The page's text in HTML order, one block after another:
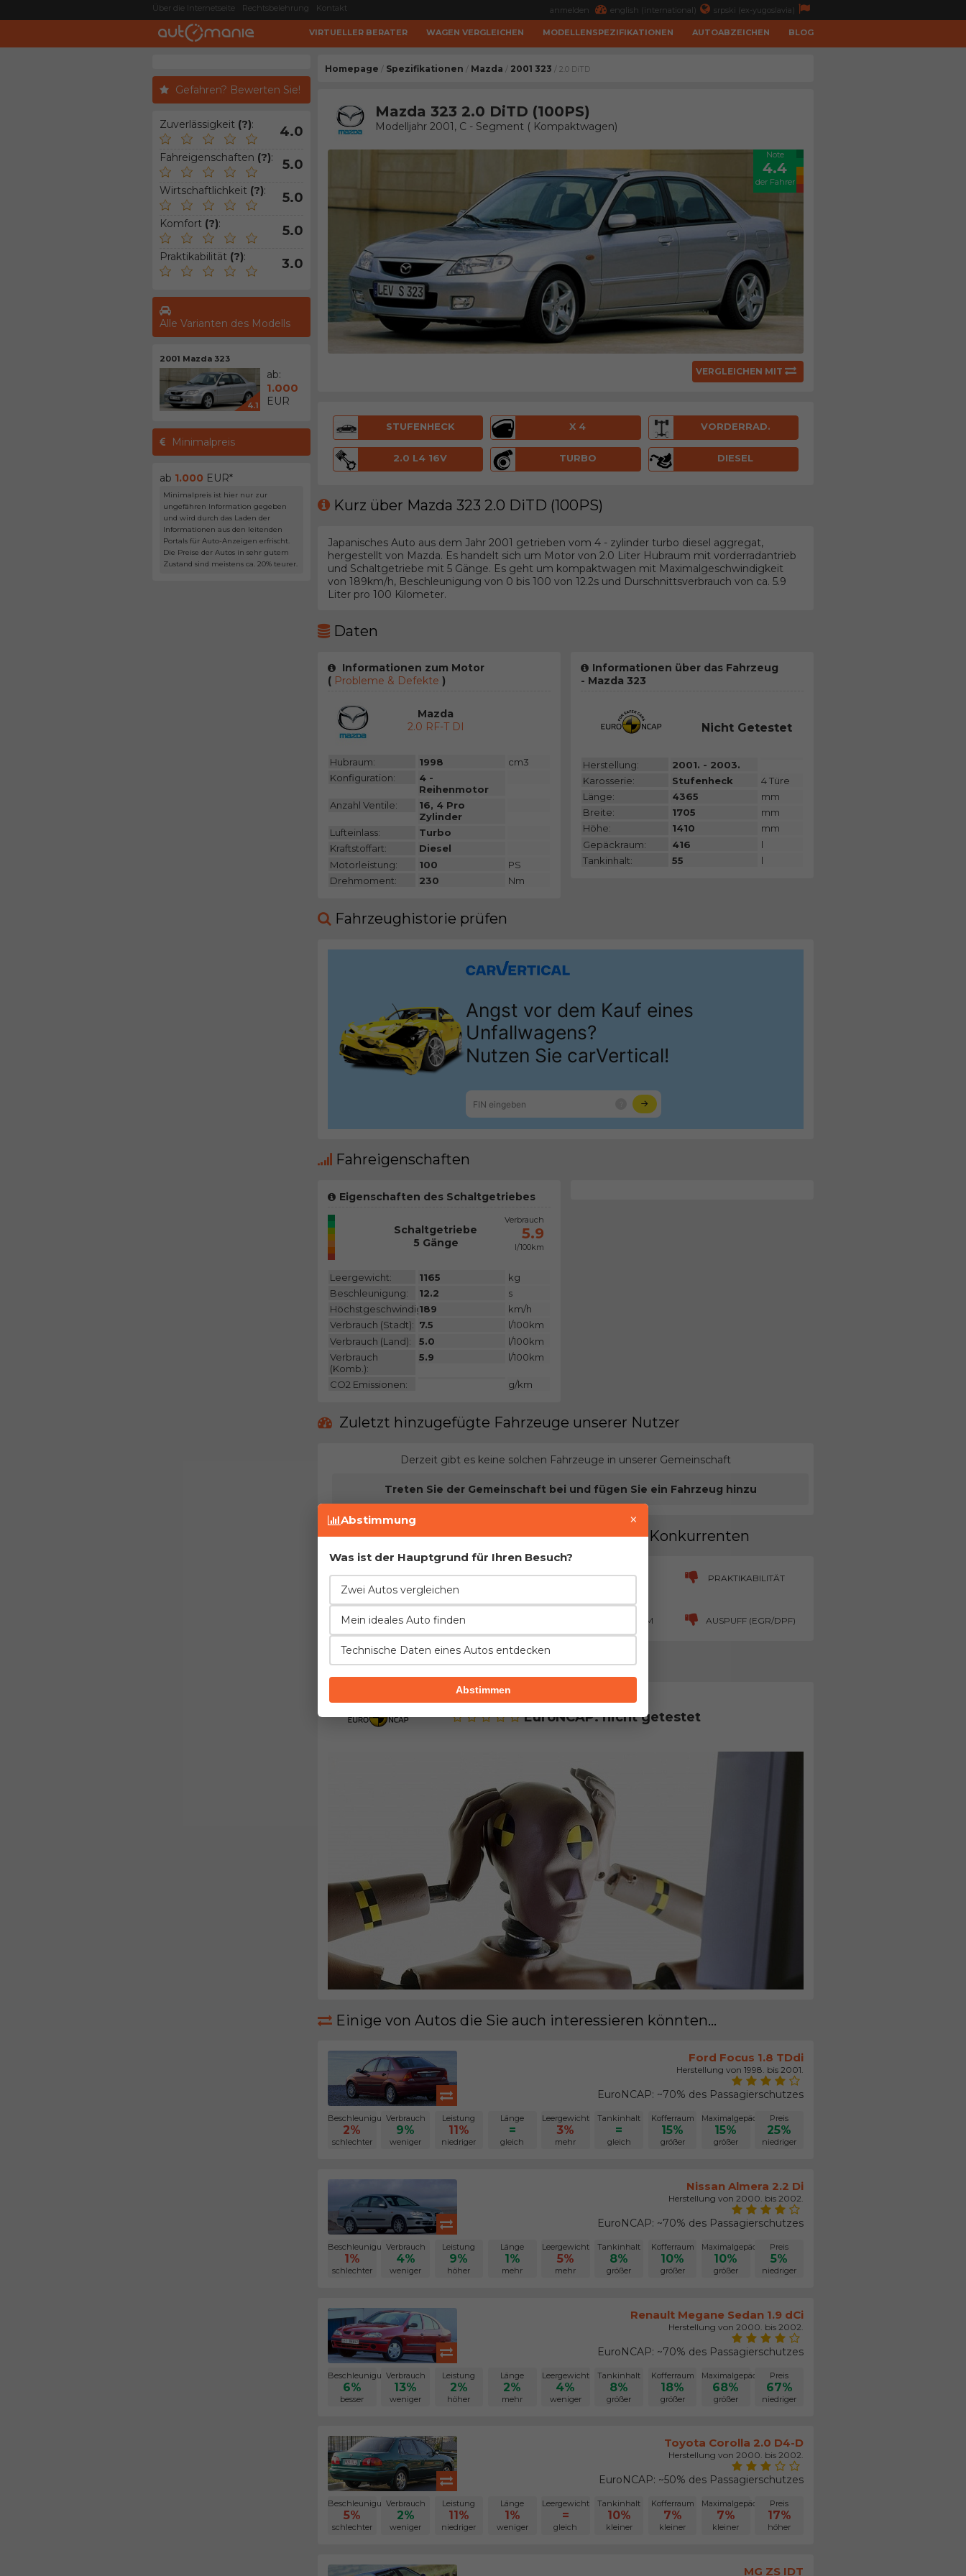
Über die Internetseite Rechtsbelehrung Kontakt anmelden english (international) srpski (ex-yugoslavia)
VIRTUELLER BERATER WAGEN VERGLEICHEN MODELLENSPEZIFIKATIONEN AUTOABZEICHEN BLOG
Gefahren? Bewerten Sie!
Zuverlässigkeit (?): 4.0
Fahreigenschaften (?): 5.0
Wirtschaftlichkeit (?): 5.0
Komfort (?): 5.0
Praktikabilität (?): 3.0
Alle Varianten des Modells
2001 Mazda 323
4.1
ab:
1.000
EUR
Minimalpreis
ab 1.000 EUR*
Minimalpreis ist hier nur zur
ungefähren Information gegeben
und wird durch das Laden der
Informationen aus den leitenden
Portals für Auto-Anzeigen erfrischt.
Die Preise der Autos in sehr gutem
Zustand sind meistens ca. 20% teurer.
Homepage / Spezifikationen / Mazda / 2001 323 / 2.0 DiTD
Mazda 323 2.0 DiTD (100PS)
Modelljahr 2001, C - Segment ( Kompaktwagen)
Note
4.4
der Fahrer
VERGLEICHEN MIT
STUFENHECK X 4 VORDERRAD.
2.0 L4 16V TURBO DIESEL
Kurz über Mazda 323 2.0 DiTD (100PS)
Japanisches Auto aus dem Jahr 2001 getrieben vom 4 - zylinder turbo diesel aggregat,
hergestellt von Mazda. Es handelt sich um Motor von 2.0 Liter Hubraum mit vorderradantrieb
und Schaltgetriebe mit 5 Gänge. Es geht um kompaktwagen mit Maximalgeschwindigkeit
von 189km/h, Beschleunigung von 0 bis 100 von 12.2s und Durschnittsverbrauch von ca. 5.9
Liter pro 100 Kilometer.
Daten
Informationen zum Motor
(Probleme & Defekte )
Mazda
2.0 RF-T DI
Hubraum: 1998
cm3
Konfiguration:
4 -
Reihenmotor
Anzahl Ventile:
16, 4 Pro
Zylinder
Lufteinlass:
Turbo
Kraftstoffart:
Diesel
Motorleistung:
100
PS
Drehmoment:
230 Nm
Informationen über das Fahrzeug
- Mazda 323
Nicht Getestet
Herstellung:
2001. - 2003.
Karosserie:
Stufenheck
4 Türe
Länge:
4365
mm
Breite:
1705
mm
Höhe:
1410
mm
Gepäckraum:
416
l
Tankinhalt:
55 l
Fahrzeughistorie prüfen
Fahreigenschaften
Eigenschaften des Schaltgetriebes
N/A
Kategorie
Schaltgetriebe
5 Gänge
Verbrauch
5.9
l/100km
Leergewicht: 1165
kg
Beschleunigung:
12.2
s
Höchstgeschwindigkeit:
189
km/h
Verbrauch (Stadt): 7.5
l/100km
Verbrauch (Land):
5.0
l/100km
Verbrauch
(Komb.):
5.9 l/100km
CO2 Emissionen: g/km
Zuletzt hinzugefügte Fahrzeuge unserer Nutzer
Derzeit gibt es keine solchen Fahrzeuge in unserer Gemeinschaft
Treten Sie der Gemeinschaft bei und fügen Sie ein Fahrzeug hinzu
Vor- und Nachteile im Vergleich zur direkten Konkurrenten
SICHERHEIT ZUVERLÄSSIGKEIT KOMFORT PRAKTIKABILITÄT
FAHREIGENSCHAFTEN GEPÄCKRAUM AUSPUFF (EGR/DPF)
Sicherheit des Modells Mazda 323
EuroNCAP: nicht getestet
Einige von Autos die Sie auch interessieren könnten...
Ford Focus 1.8 TDdi
Herstellung von 1998. bis 2001.
EuroNCAP: ~70% des Passagierschutzes
Beschleunigung
2%
schlechter
Verbrauch
9%
weniger
Leistung
11%
niedriger
Länge
=
gleich
Leergewicht
3%
mehr
Tankinhalt
=
gleich
Kofferraum
15%
größer
Maximalgepäck
15%
größer
Preis
25%
niedriger
Nissan Almera 2.2 Di
Herstellung von 2000. bis 2002.
EuroNCAP: ~70% des Passagierschutzes
Beschleunigung
1%
schlechter
Verbrauch
4%
weniger
Leistung
9%
höher
Länge
1%
mehr
Leergewicht
5%
mehr
Tankinhalt
8%
größer
Kofferraum
10%
größer
Maximalgepäck
10%
größer
Preis
5%
niedriger
Renault Megane Sedan 1.9 dCi
Herstellung von 2000. bis 2002.
EuroNCAP: ~70% des Passagierschutzes
Beschleunigung
6%
besser
Verbrauch
13%
weniger
Leistung
2%
höher
Länge
2%
mehr
Leergewicht
4%
weniger
Tankinhalt
8%
größer
Kofferraum
18%
größer
Maximalgepäck
68%
größer
Preis
67%
niedriger
Toyota Corolla 2.0 D4-D
Herstellung von 2000. bis 2002.
EuroNCAP: ~50% des Passagierschutzes
Beschleunigung
5%
schlechter
Verbrauch
2%
weniger
Leistung
11%
niedriger
Länge
1%
weniger
Leergewicht
=
gleich
Tankinhalt
10%
kleiner
Kofferraum
7%
kleiner
Maximalgepäck
7%
kleiner
Preis
17%
höher
MG ZS IDT
Abstimmung ×
Was ist der Hauptgrund für Ihren Besuch?
Zwei Autos vergleichen
Mein ideales Auto finden
Technische Daten eines Autos entdecken
Abstimmen